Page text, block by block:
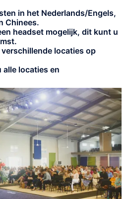
in het Nederlands/Engels,
Chinees.
headset mogelijk, dit kunt u
locaties op
alle locaties en